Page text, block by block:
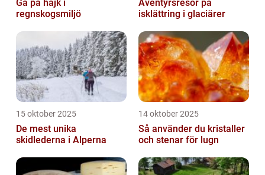
Gå på hajk i
regnskogsmiljö
Äventyrsresor på
isklättring i glaciärer
15 oktober 2025
De mest unika
skidlederna i Alperna
14 oktober 2025
Så använder du kristaller
och stenar för lugn